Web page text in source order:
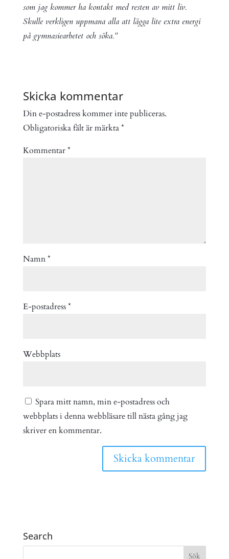
som jag kommer ha kontakt med resten av mitt liv.
Skulle verkligen uppmana alla att lägga lite extra energi
på gymnasiearbetet och söka.”
Skicka kommentar
Din e-postadress kommer inte publiceras.
Obligatoriska fält är märkta*
Kommentar*
Namn*
E-postadress*
Webbplats
Spara mitt namn, min e-postadress och
webbplats i denna webbläsare till nästa gång jag
skriver en kommentar.
Search